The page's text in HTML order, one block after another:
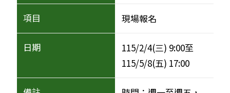
現場報名
115/2/4(三) 9:00至
115/5/8(五) 17:00